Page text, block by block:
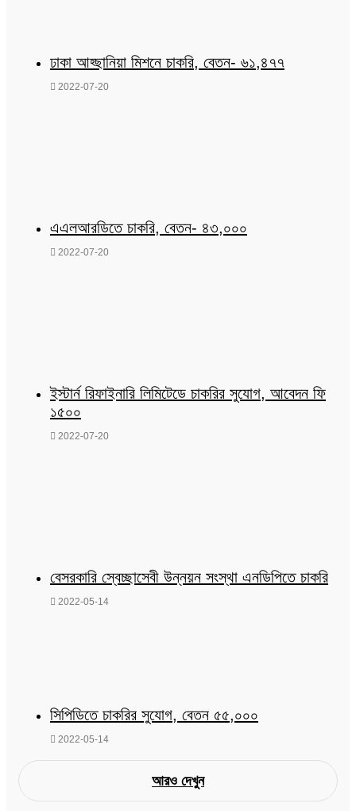
ঢাকা আহ্ছানিয়া মিশনে চাকরি, বেতন- ৬১,৪৭৭
2022-07-20
এএলআরডিতে চাকরি, বেতন- ৪৩,০০০
2022-07-20
ইস্টার্ন রিফাইনারি লিমিটেডে চাকরির সুযোগ, আবেদন ফি
১৫০০
2022-07-20
বেসরকারি স্বেচ্ছাসেবী উন্নয়ন সংস্থা এনডিপিতে চাকরি
2022-05-14
সিপিডিতে চাকরির সুযোগ, বেতন ৫৫,০০০
2022-05-14
আরও দেখুন